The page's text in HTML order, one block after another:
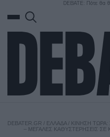
DEBATE: Πότε θα
DEBATER.GR / ΕΛΛΑΔΑ/ ΚΊΝΗΣΗ
– ΜΕΓΆΛΕΣ ΚΑΘΥΣΤΕΡΉΣΕΙΣ ΣΕ